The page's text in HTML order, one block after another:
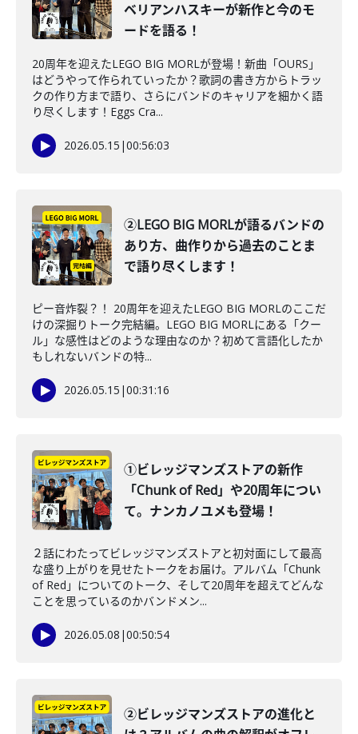
ベリアンハスキーが新作と今のモ
ードを語る！
20周年を迎えたLEGO BIG MORLが登場！新曲「OURS」
はどうやって作られていったか？歌詞の書き方からトラッ
クの作り方まで語り、さらにバンドのキャリアを細かく語
り尽くします！Eggs Cra...
2026.05.15 |00:56:03
②LEGO BIG MORLが語るバンドの
あり方、曲作りから過去のことま
で語り尽くします！
ピー音炸裂？！ 20周年を迎えたLEGO BIG MORLのここだ
けの深掘りトーク完結編。LEGO BIG MORLにある「クー
ル」な感性はどのような理由なのか？初めて言語化したか
もしれないバンドの特...
2026.05.15 |00:31:16
①ビレッジマンズストアの新作
「Chunk of Red」や20周年につい
て。ナンカノユメも登場！
２話にわたってビレッジマンズストアと初対面にして最高
な盛り上がりを見せたトークをお届け。アルバム「Chunk
of Red」についてのトーク、そして20周年を超えてどんな
ことを思っているのかバンドメン...
2026.05.08 |00:50:54
②ビレッジマンズストアの進化と